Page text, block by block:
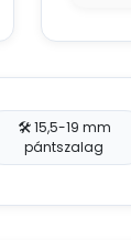
🛠️ 15,5-19 mm
pántszalag